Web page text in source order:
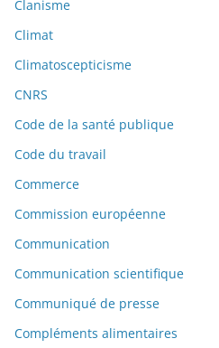
Clanisme
Climat
Climatoscepticisme
CNRS
Code de la santé publique
Code du travail
Commerce
Commission européenne
Communication
Communication scientifique
Communiqué de presse
Compléments alimentaires